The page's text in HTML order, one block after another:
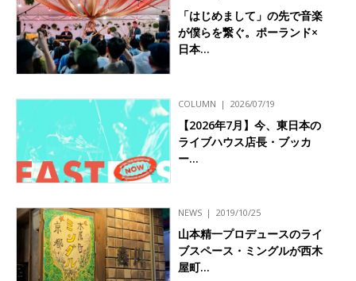
「はじめまして」の先で音楽
が僕らを繋ぐ。ポーランド×
日本…
COLUMN 2026/07/19
【2026年7月】今、東日本の
ライブハウス店長・ブッカ
ー…
NEWS 2019/10/25
山本精一プロデュースのライ
ブスペース・ミングルが西木
屋町…